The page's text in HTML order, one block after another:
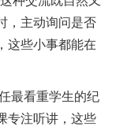
，主动询问是否
这些小事都能在
最看重学生的纪
专注听讲，这些